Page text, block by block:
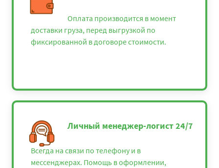
Оплата производится в момент
доставки груза, перед выгрузкой по
фиксированной в договоре стоимости.
Личный менеджер-логист 24/7
Всегда на связи по телефону и в
мессенджерах. Помощь в оформлении,